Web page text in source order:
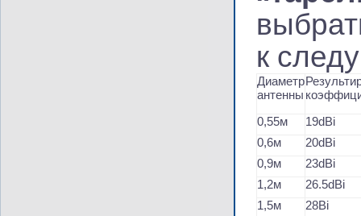
к
Диаметр
антенны
0,55м
19dBi
0,6м
20dBi
0,9м
23dBi
1,2м
26.5dBi
1,5м
28Bi